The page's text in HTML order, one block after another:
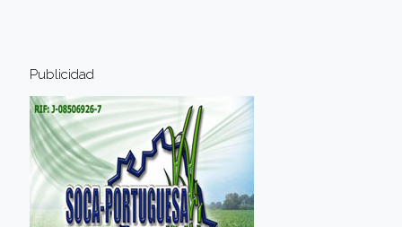
Publicidad